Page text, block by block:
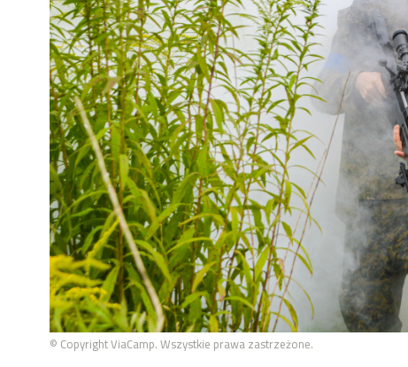
© Copyright ViaCamp. Wszystkie prawa zastrzeżone.